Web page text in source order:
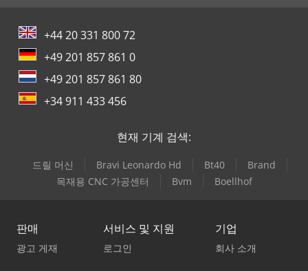
+44 20 331 800 72
+49 201 857 861 0
+49 201 857 861 80
+34 911 433 456
현재 기계 검색:
드릴 머신 Bravi Leonardo Hd Bt40
Brand
목재용 CNC 가공센터
Bvm Boellhof
판매
광고 게재
서비스 및 지원
로그인
기업
회사 소개